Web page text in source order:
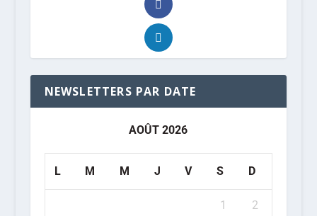
NEWSLETTERS PAR DATE
AOÛT 2026
L M M J V S D
1 2